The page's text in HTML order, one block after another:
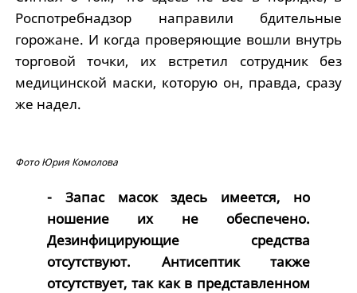
Роспотребнадзор направили бдительные
горожане. И когда проверяющие вошли внутрь
торговой точки, их встретил сотрудник без
медицинской маски, которую он, правда, сразу
же надел.
Фото Юрия Комолова
- Запас масок здесь имеется, но
ношение их не обеспечено.
Дезинфицирующие средства
отсутствуют. Антисептик также
отсутствует, так как в представленном